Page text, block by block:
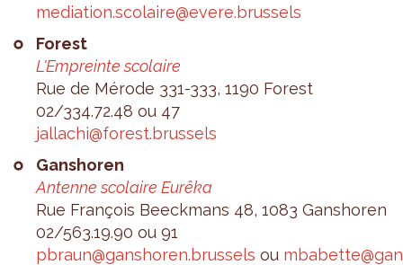
media­tion.​scolaire@​evere.​brussels
Forest
L'Em­preinte sco­laire
Rue de Mérode 331-333, 1190 Forest
02/334.72.48 ou 47
jal­la­chi@​forest.​brussels
Gan­sho­ren
Antenne sco­laire Eurêka
Rue Fran­çois Bee­ck­mans 48, 1083 Gan­sho­ren
02/563.19.90 ou 91
pbraun@​ganshoren.​brussels ou